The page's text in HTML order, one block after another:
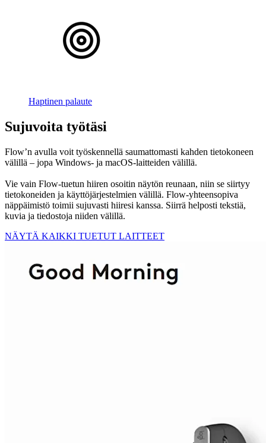
Haptinen palaute
Sujuvoita työtäsi
Flow’n avulla voit työskennellä saumattomasti kahden tietokoneen
välillä – jopa Windows- ja macOS-laitteiden välillä.
Vie vain Flow-tuetun hiiren osoitin näytön reunaan, niin se siirtyy
tietokoneiden ja käyttöjärjestelmien välillä. Flow-yhteensopiva
näppäimistö toimii sujuvasti hiiresi kanssa. Siirrä helposti tekstiä,
kuvia ja tiedostoja niiden välillä.
NÄYTÄ KAIKKI TUETUT LAITTEET